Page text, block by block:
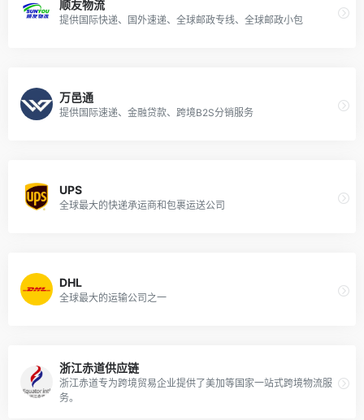
顺友物流
提供国际快递、国外速递、全球邮政专线、全球邮政小包
万邑通
提供国际速递、金融贷款、跨境B2S分销服务
UPS
全球最大的快递承运商和包裹运送公司
DHL
全球最大的运输公司之一
浙江赤道供应链
浙江赤道专为跨境贸易企业提供了美加等国家一站式跨境物流服
务。